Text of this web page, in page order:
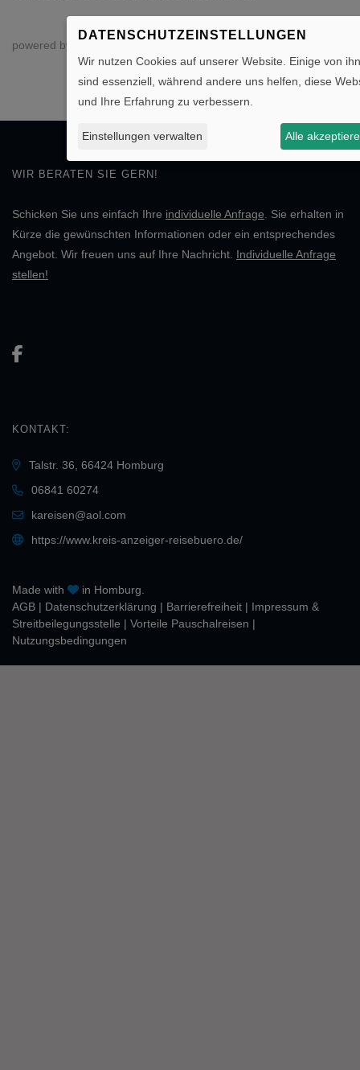
powered by
WIR BERATEN SIE GERN!
Schicken Sie uns einfach Ihre individuelle Anfrage . Sie erhalten in
Kürze die gewünschten Informationen oder ein entsprechendes
Angebot. Wir freuen uns auf Ihre Nachricht. Individuelle Anfrage
stellen!
KONTAKT:
Talstr. 36, 66424 Homburg
06841 60274
kareisen@aol.com
https://www.kreis-anzeiger-reisebuero.de/
Made with
in Homburg.
AGB | Daten­schutz­erklärung | Barrierefreiheit | Impressum &
Streitbeilegungsstelle | Vorteile Pauschalreisen |
Nutzungsbedingungen
DATENSCHUTZEINSTELLUNGEN
Wir nutzen Cookies auf unserer Website. Einige von
sind essenziell, während andere uns helfen, diese
und Ihre Erfahrung zu verbessern.
Einstellungen verwalten Alle